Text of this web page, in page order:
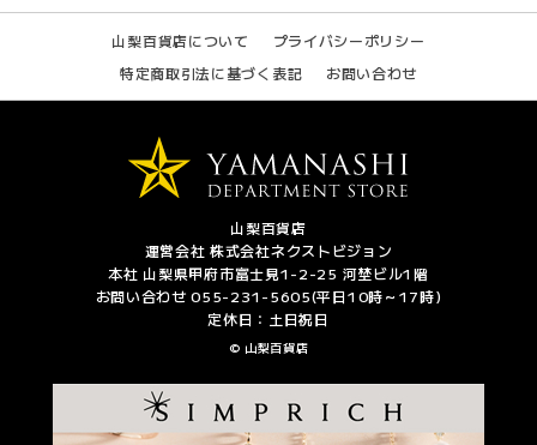
山梨百貨店について
プライバシーポリシー
特定商取引法に基づく表記
お問い合わせ
山梨百貨店
運営会社 株式会社ネクストビジョン
本社 山梨県甲府市富士見1-2-25 河埜ビル1階
お問い合わせ 055-231-5605(平日10時～17時)
定休日：土日祝日
© 山梨百貨店